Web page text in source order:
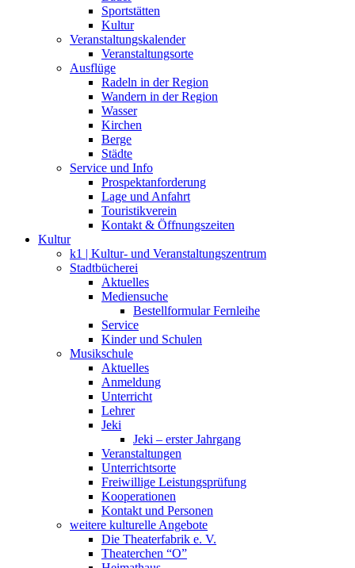
Sportstätten
Kultur
Veranstaltungskalender
Veranstaltungsorte
Ausflüge
Radeln in der Region
Wandern in der Region
Wasser
Kirchen
Berge
Städte
Service und Info
Prospektanforderung
Lage und Anfahrt
Touristikverein
Kontakt & Öffnungszeiten
Kultur
k1 | Kultur- und Veranstaltungszentrum
Stadtbücherei
Aktuelles
Mediensuche
Bestellformular Fernleihe
Service
Kinder und Schulen
Musikschule
Aktuelles
Anmeldung
Unterricht
Lehrer
Jeki
Jeki – erster Jahrgang
Veranstaltungen
Unterrichtsorte
Freiwillige Leistungsprüfung
Kooperationen
Kontakt und Personen
weitere kulturelle Angebote
Die Theaterfabrik e. V.
Theaterchen “O”